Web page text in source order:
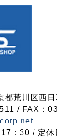
荒川区西日
/ FAX：
：30 / 定休